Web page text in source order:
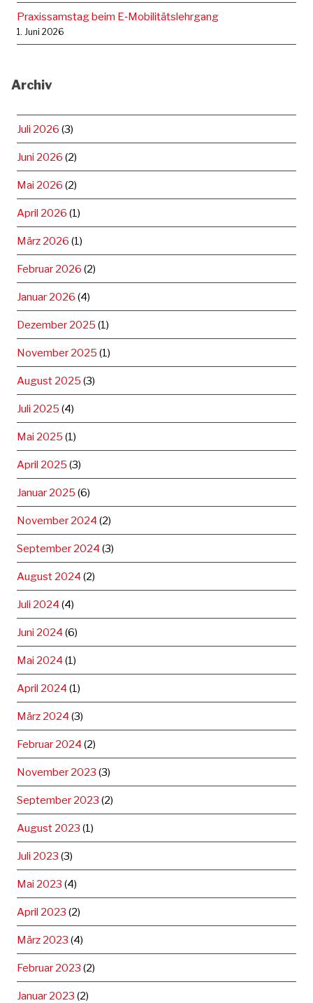
Praxissamstag beim E‑Mobilitätslehrgang
1. Juni 2026
Archiv
Juli 2026 (3)
Juni 2026 (2)
Mai 2026 (2)
April 2026 (1)
März 2026 (1)
Februar 2026 (2)
Januar 2026 (4)
Dezember 2025 (1)
November 2025 (1)
August 2025 (3)
Juli 2025 (4)
Mai 2025 (1)
April 2025 (3)
Januar 2025 (6)
November 2024 (2)
September 2024 (3)
August 2024 (2)
Juli 2024 (4)
Juni 2024 (6)
Mai 2024 (1)
April 2024 (1)
März 2024 (3)
Februar 2024 (2)
November 2023 (3)
September 2023 (2)
August 2023 (1)
Juli 2023 (3)
Mai 2023 (4)
April 2023 (2)
März 2023 (4)
Februar 2023 (2)
Januar 2023 (2)